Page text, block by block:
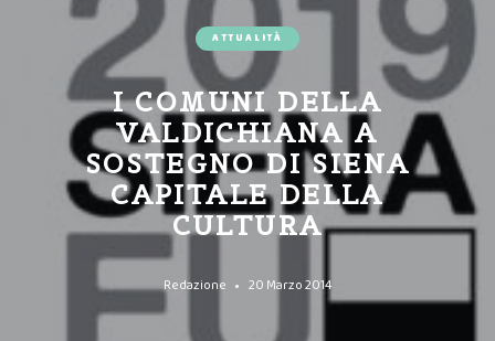
ATTUALITÀ
I COMUNI DELLA
VALDICHIANA A
SOSTEGNO DI SIENA
CAPITALE DELLA
CULTURA
Redazione 20 Marzo 2014